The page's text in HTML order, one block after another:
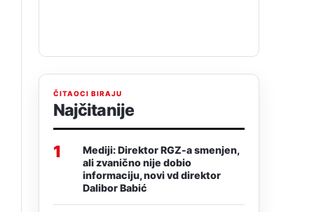
ČITAOCI BIRAJU
Najčitanije
1
Mediji: Direktor RGZ-a smenjen,
ali zvanično nije dobio
informaciju, novi vd direktor
Dalibor Babić